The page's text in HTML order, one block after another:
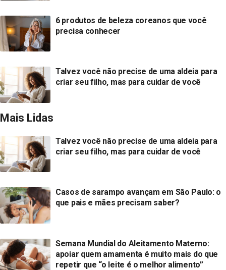
6 produtos de beleza coreanos que você
precisa conhecer
Talvez você não precise de uma aldeia para
criar seu filho, mas para cuidar de você
Mais Lidas
Talvez você não precise de uma aldeia para
criar seu filho, mas para cuidar de você
Casos de sarampo avançam em São Paulo: o
que pais e mães precisam saber?
Semana Mundial do Aleitamento Materno:
apoiar quem amamenta é muito mais do que
repetir que “o leite é o melhor alimento”